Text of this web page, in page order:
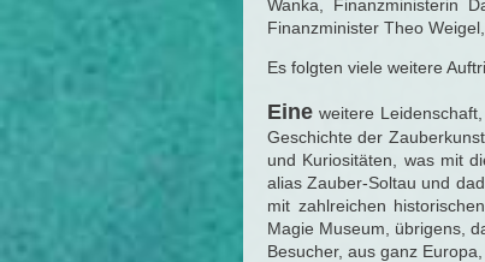
Wanka, Finanzministerin
Finanzminister Theo
Es folgten viele weitere
Eine weitere
Geschichte der
und Kuriositäten, was mit
alias Zauber-Soltau und
mit zahlreichen
Magie Museum, übrigens,
Besucher, aus ganz